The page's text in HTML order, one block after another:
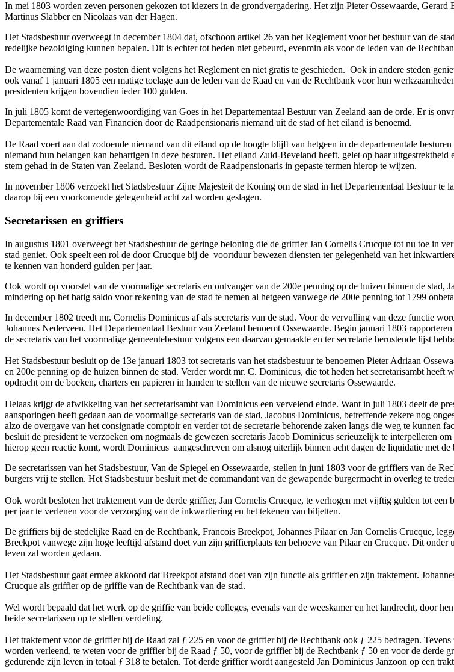
In mei 1803 worden zeven personen gekozen tot kiezers in de grondvergadering. Het zijn Pieter Ossewaarde,
Martinus Slabber en Nicolaas van der Hagen.
Het Stadsbestuur overweegt in december 1804 dat, ofschoon artikel 26 van het Reglement voor het bestuur van de
redelijke bezoldiging kunnen bepalen. Dit is echter tot heden niet gebeurd, evenmin als voor de leden van de
De waarneming van deze posten dient volgens het Reglement en niet gratis te geschieden. Ook in andere steden
ook vanaf 1 januari 1805 een matige toelage aan de leden van de Raad en van de Rechtbank voor hun
presidenten krijgen bovendien ieder 100 gulden.
In juli 1805 komt de vertegenwoordiging van Goes in het Departementaal Bestuur van Zeeland aan de orde. Er is
Departementale Raad van Financiën door de Raadpensionaris niemand uit de stad of het eiland is benoemd.
De Raad voert aan dat zodoende niemand van dit eiland op de hoogte blijft van hetgeen in de departementale
niemand hun belangen kan behartigen in deze besturen. Het eiland Zuid-Beveland heeft, gelet op haar
stem gehad in de Staten van Zeeland. Besloten wordt de Raadpensionaris in gepaste termen hierop te wijzen.
In november 1806 verzoekt het Stadsbestuur Zijne Majesteit de Koning om de stad in het Departementaal Bestuur
daarop bij een voorkomende gelegenheid acht zal worden geslagen.
Secretarissen en griffiers
In augustus 1801 overweegt het Stadsbestuur de geringe beloning die de griffier Jan Cornelis Crucque tot nu toe in
stad geniet. Ook speelt een rol de door Crucque bij de voortduur bewezen diensten ter gelegenheid van het
te kennen van honderd gulden per jaar.
Ook wordt op voorstel van de voormalige secretaris en ontvanger van de 200e penning op de huizen binnen de
mindering op het batig saldo voor rekening van de stad te nemen al hetgeen vanwege de 200e penning tot 1799
In december 1802 treedt mr. Cornelis Dominicus af als secretaris van de stad. Voor de vervulling van deze functie
Johannes Nederveen. Het Departementaal Bestuur van Zeeland benoemt Ossewaarde. Begin januari 1803
de secretaris van het voormalige gemeentebestuur volgens een daarvan gemaakte en ter secretarie berustende lijst
Het Stadsbestuur besluit op de 13e januari 1803 tot secretaris van het stadsbestuur te benoemen Pieter Adriaan
en 200e penning op de huizen binnen de stad. Verder wordt mr. C. Dominicus, die tot heden het secretarisambt
opdracht om de boeken, charters en papieren in handen te stellen van de nieuwe secretaris Ossewaarde.
Helaas krijgt de afwikkeling van het secretarisambt van Dominicus een vervelend einde. Want in juli 1803 deelt de
aansporingen heeft gedaan aan de voormalige secretaris van de stad, Jacobus Dominicus, betreffende zekere nog
alzo de overgave van het consignatie comptoir en verder tot de secretarie behorende zaken langs die weg te kunnen
besluit de president te verzoeken om nogmaals de gewezen secretaris Jacob Dominicus serieuzelijk te interpelleren
hierop geen reactie komt, wordt Dominicus aangeschreven om alsnog uiterlijk binnen acht dagen de liquidatie met
De secretarissen van het Stadsbestuur, Van de Spiegel en Ossewaarde, stellen in juni 1803 voor de griffiers van de
burgers vrij te stellen. Het Stadsbestuur besluit met de commandant van de gewapende burgermacht in overleg te
Ook wordt besloten het traktement van de derde griffier, Jan Cornelis Crucque, te verhogen met vijftig gulden tot
per jaar te verlenen voor de verzorging van de inkwartiering en het tekenen van biljetten.
De griffiers bij de stedelijke Raad en de Rechtbank, Francois Breekpot, Johannes Pilaar en Jan Cornelis Crucque,
Breekpot vanwege zijn hoge leeftijd afstand doet van zijn griffierplaats ten behoeve van Pilaar en Crucque. Dit
leven zal worden gedaan.
Het Stadsbestuur gaat ermee akkoord dat Breekpot afstand doet van zijn functie als griffier en zijn traktement.
Crucque als griffier op de griffie van de Rechtbank van de stad.
Wel wordt bepaald dat het werk op de griffie van beide colleges, evenals van de weeskamer en het landrecht, door
beide secretarissen op te stellen verdeling.
Het traktement voor de griffier bij de Raad zal ƒ 225 en voor de griffier bij de Rechtbank ook ƒ 225 bedragen.
worden verleend, te weten voor de griffier bij de Raad ƒ 50, voor de griffier bij de Rechtbank ƒ 50 en voor de
gedurende zijn leven in totaal ƒ 318 te betalen. Tot derde griffier wordt aangesteld Jan Dominicus Janzoon op een